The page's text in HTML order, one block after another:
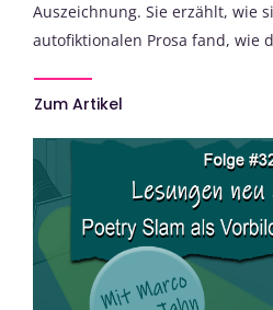
Auszeichnung. Sie erzählt, wie
autofiktionalen Prosa fand, wie
Zum Artikel